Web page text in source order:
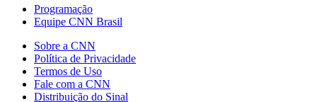
Programação
Equipe CNN Brasil
Sobre a CNN
Política de Privacidade
Termos de Uso
Fale com a CNN
Distribuição do Sinal